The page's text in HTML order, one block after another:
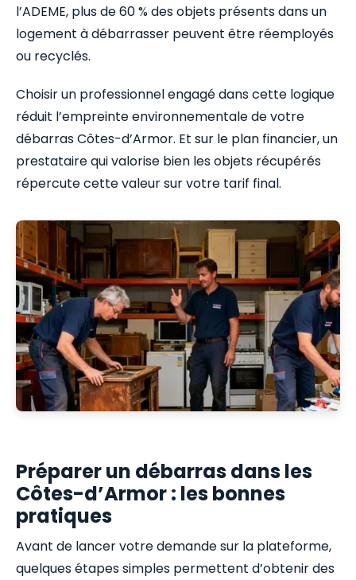
l’ADEME, plus de 60 % des objets présents dans un
logement à débarrasser peuvent être réemployés
ou recyclés.
Choisir un professionnel engagé dans cette logique
réduit l’empreinte environnementale de votre
débarras Côtes-d’Armor. Et sur le plan financier, un
prestataire qui valorise bien les objets récupérés
répercute cette valeur sur votre tarif final.
Préparer un débarras dans les
Côtes-d’Armor : les bonnes
pratiques
Avant de lancer votre demande sur la plateforme,
quelques étapes simples permettent d’obtenir des